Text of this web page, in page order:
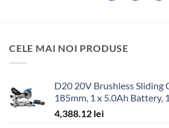
CELE MAI NOI PRODUSE
D20 20V Brushless Sliding
185mm, 1 x 5.0Ah Battery,
4,388.12 lei